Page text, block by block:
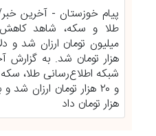
پیام خوزستان - آخرین خبر/
هزار تومان شد. به گزارش
هزار تومان داد